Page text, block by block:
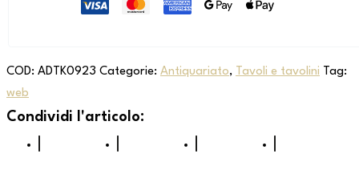
COD: ADTK0923 Categorie: Antiquariato, Tavoli e tavolini
Tag:
web